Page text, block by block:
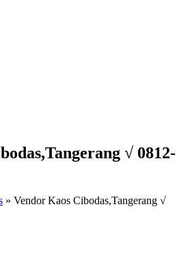
√ 0812-
» Vendor Kaos Cibodas,Tangerang √